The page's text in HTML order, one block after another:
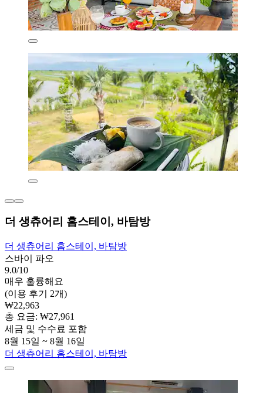
더 생츄어리 홈스테이, 바탐방
더 생츄어리 홈스테이, 바탐방
스바이 파오
9.0/10
매우 훌륭해요
(이용 후기 2개)
₩22,963
총 요금: ₩27,961
세금 및 수수료 포함
8월 15일 ~ 8월 16일
더 생츄어리 홈스테이, 바탐방